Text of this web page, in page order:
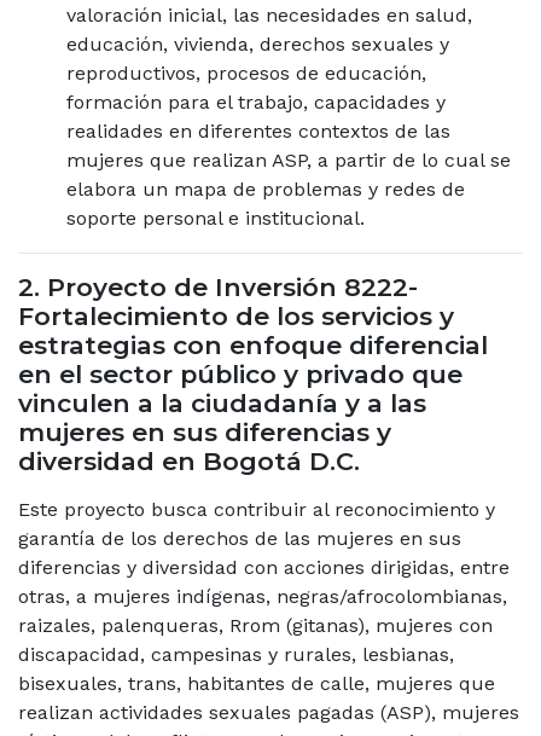
valoración inicial, las necesidades en salud,
educación, vivienda, derechos sexuales y
reproductivos, procesos de educación,
formación para el trabajo, capacidades y
realidades en diferentes contextos de las
mujeres que realizan ASP, a partir de lo cual se
elabora un mapa de problemas y redes de
soporte personal e institucional.
2. Proyecto de Inversión 8222-
Fortalecimiento de los servicios y
estrategias con enfoque diferencial
en el sector público y privado que
vinculen a la ciudadanía y a las
mujeres en sus diferencias y
diversidad en Bogotá D.C.
Este proyecto busca contribuir al reconocimiento y
garantía de los derechos de las mujeres en sus
diferencias y diversidad con acciones dirigidas, entre
otras, a mujeres indígenas, negras/afrocolombianas,
raizales, palenqueras, Rrom (gitanas), mujeres con
discapacidad, campesinas y rurales, lesbianas,
bisexuales, trans, habitantes de calle, mujeres que
realizan actividades sexuales pagadas (ASP), mujeres